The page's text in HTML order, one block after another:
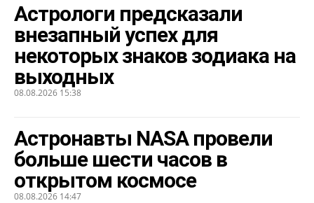
Астрологи предсказали
внезапный успех для
некоторых знаков зодиака на
выходных
08.08.2026 15:38
Астронавты NASA провели
больше шести часов в
открытом космосе
08.08.2026 14:47